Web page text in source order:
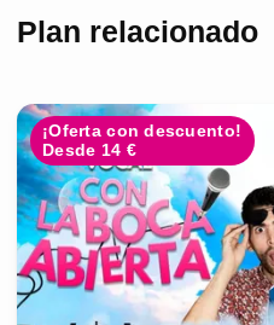
Plan relacionado
¡Oferta con descuento!
Desde 14 €